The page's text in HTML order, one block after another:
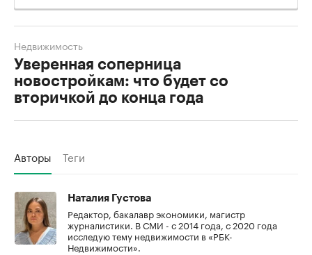
Уверенная соперница
новостройкам: что будет со
вторичкой до конца года
Недвижимость
Авторы Теги
Наталия Густова
Редактор, бакалавр экономики, магистр
журналистики. В СМИ - с 2014 года, с 2020 года
исследую тему недвижимости в «РБК-
Недвижимости».